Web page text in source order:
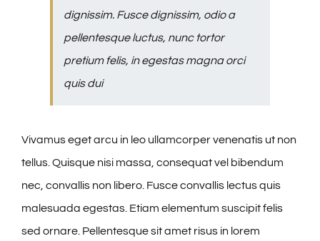
dignissim. Fusce dignissim, odio a
pellentesque luctus, nunc tortor
pretium felis, in egestas magna orci
quis dui
Vivamus eget arcu in leo ullamcorper venenatis ut non
tellus. Quisque nisi massa, consequat vel bibendum
nec, convallis non libero. Fusce convallis lectus quis
malesuada egestas. Etiam elementum suscipit felis
sed ornare. Pellentesque sit amet risus in lorem